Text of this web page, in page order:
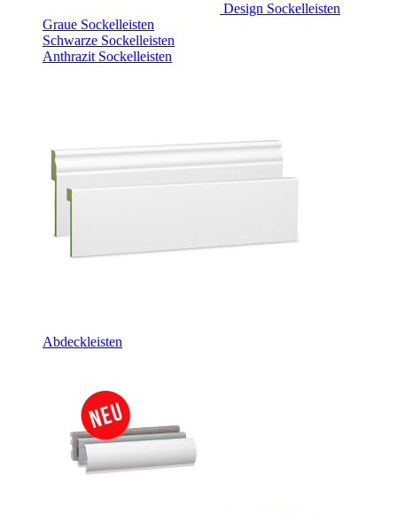
Design Sockelleisten
Graue Sockelleisten
Schwarze Sockelleisten
Anthrazit Sockelleisten
Abdeckleisten